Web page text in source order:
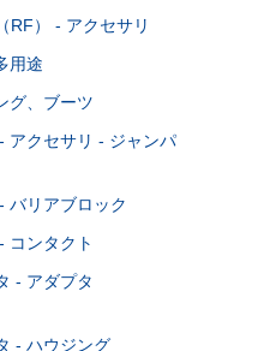
RF） - アクセサリ
用途
グ、ブーツ
アクセサリ - ジャンパ
バリアブロック
コンタクト
- アダプタ
- ハウジング